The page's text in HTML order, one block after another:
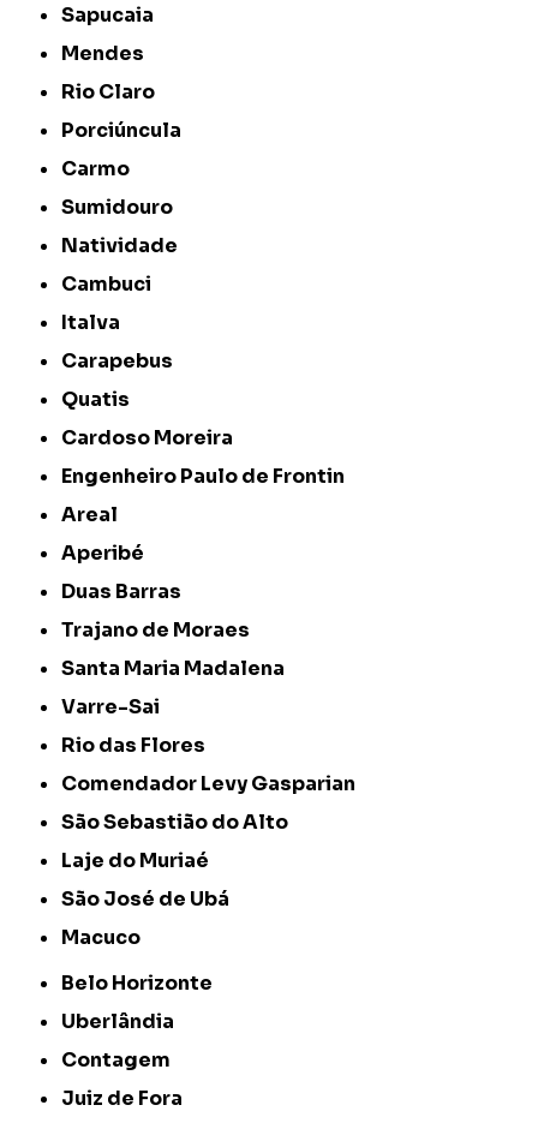
Sapucaia
Mendes
Rio Claro
Porciúncula
Carmo
Sumidouro
Natividade
Cambuci
Italva
Carapebus
Quatis
Cardoso Moreira
Engenheiro Paulo de Frontin
Areal
Aperibé
Duas Barras
Trajano de Moraes
Santa Maria Madalena
Varre-Sai
Rio das Flores
Comendador Levy Gasparian
São Sebastião do Alto
Laje do Muriaé
São José de Ubá
Macuco
Belo Horizonte
Uberlândia
Contagem
Juiz de Fora